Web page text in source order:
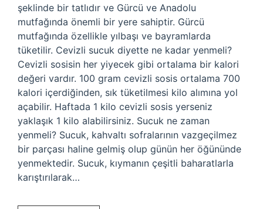
şeklinde bir tatlıdır ve Gürcü ve Anadolu
mutfağında önemli bir yere sahiptir. Gürcü
mutfağında özellikle yılbaşı ve bayramlarda
tüketilir. Cevizli sucuk diyette ne kadar yenmeli?
Cevizli sosisin her yiyecek gibi ortalama bir kalori
değeri vardır. 100 gram cevizli sosis ortalama 700
kalori içerdiğinden, sık tüketilmesi kilo alımına yol
açabilir. Haftada 1 kilo cevizli sosis yerseniz
yaklaşık 1 kilo alabilirsiniz. Sucuk ne zaman
yenmeli? Sucuk, kahvaltı sofralarının vazgeçilmez
bir parçası haline gelmiş olup günün her öğününde
yenmektedir. Sucuk, kıymanın çeşitli baharatlarla
karıştırılarak…